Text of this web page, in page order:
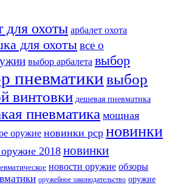
для охоты арбалет охота
для охотывсе о
выбор арбалета выбор
пневматикивыбор
винтовки дешевая пневматика
пневматика мощная
оружие новинки pcp новинки
2018 новинки
новости оружие обзоры
оружейное законодательство оружие